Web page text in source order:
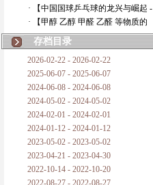
· 【中国国球乒乓球的龙兴与崛起 -
· 【甲醇 乙醇 甲醛 乙醛 等物质的
存档目录
2026-02-22 - 2026-02-22
2025-06-07 - 2025-06-07
2024-06-08 - 2024-06-08
2024-05-02 - 2024-05-02
2024-02-01 - 2024-02-01
2024-01-12 - 2024-01-12
2023-05-02 - 2023-05-02
2023-04-21 - 2023-04-30
2022-10-14 - 2022-10-20
2022-08-27 - 2022-08-27